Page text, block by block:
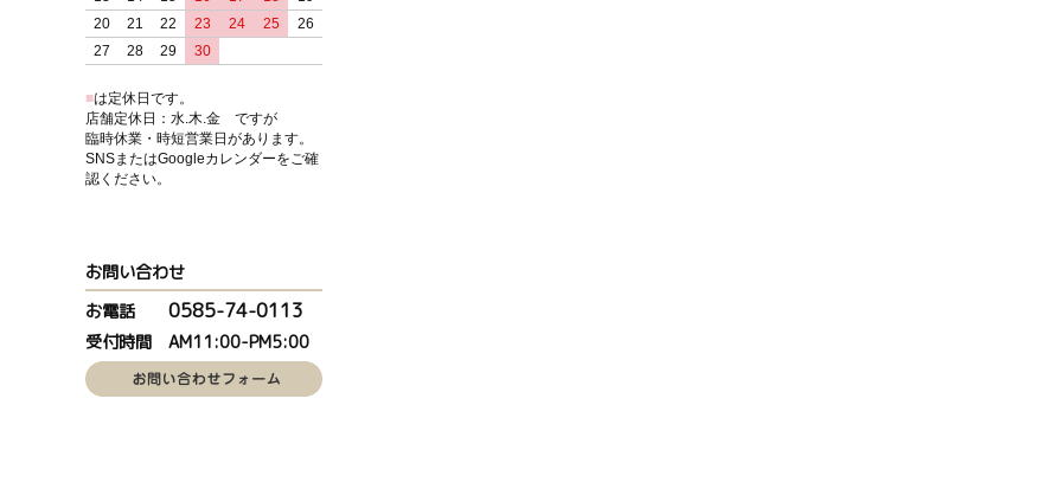
20
21 22 23 24 25
26
27
28 29 30
■は定休日です。
店舗定休日：水.木.金 ですが
臨時休業・時短営業日があります。
SNSまたはGoogleカレンダーをご確
認ください。
お問い合わせ
お電話 0585-74-0113
受付時間 AM11:00-PM5:00